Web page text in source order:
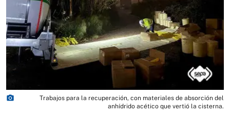
photo_camera
Trabajos para la recuperación, con materiales de absorción del
anhídrido acético que vertió la cisterna.